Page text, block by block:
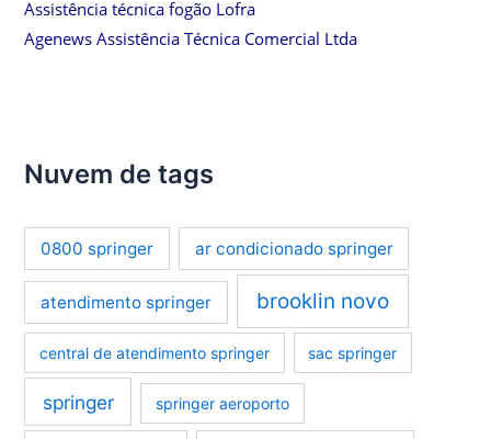
Assistência técnica fogão Lofra
Agenews Assistência Técnica Comercial Ltda
Nuvem de tags
0800 springer ar condicionado springer
atendimento springer brooklin novo
central de atendimento springer sac springer
springer springer aeroporto